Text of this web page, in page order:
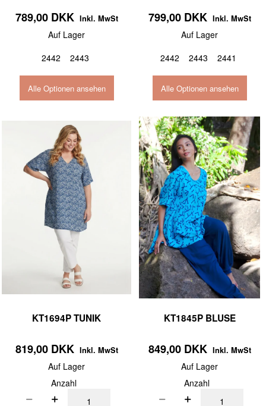
789,00 DKK Inkl. MwSt
Auf Lager
2442
2443
Alle Optionen ansehen
799,00 DKK Inkl. MwSt
Auf Lager
2442
2443 2441
Alle Optionen ansehen
KT1694P TUNIK
819,00 DKK Inkl. MwSt
Auf Lager
Anzahl
KT1845P BLUSE
849,00 DKK Inkl. MwSt
Auf Lager
Anzahl